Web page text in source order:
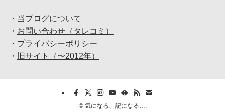
・ 当ブログについて
・ お問い合わせ（タレコミ）
・ プライバシーポリシー
・
旧サイト（〜2012年）
©気になる、記になる….